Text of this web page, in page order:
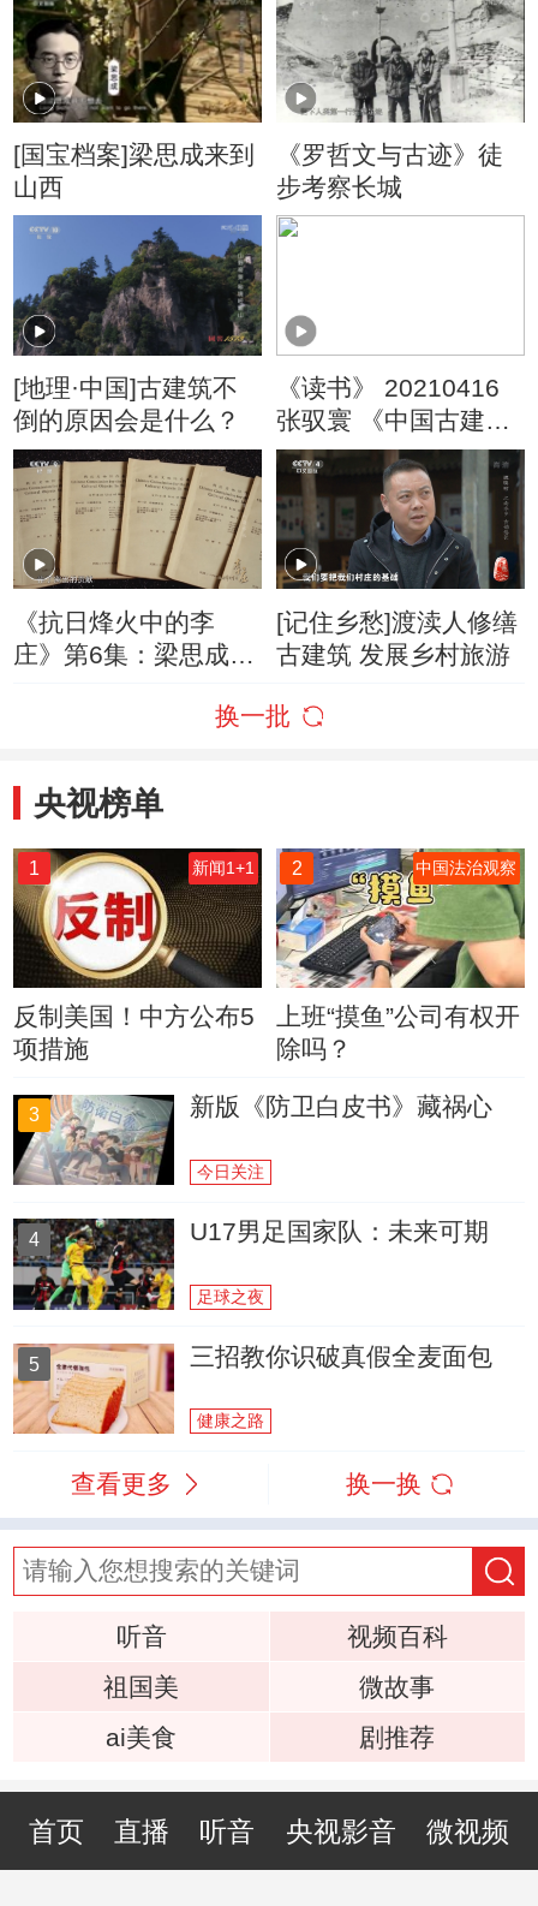
[国宝档案]梁思成来到
山西
《罗哲文与古迹》徒
步考察长城
[地理·中国]古建筑不
倒的原因会是什么？
《读书》 20210416
张驭寰 《中国古建筑
知识一点通》 中国古
建筑知识一点通
《抗日烽火中的李
庄》第6集：梁思成
[记住乡愁]渡渎人修缮
古建筑 发展乡村旅游
换一批
央视榜单
1 新闻1+1
反制美国！中方公布5
项措施
2 中国法治观察
上班“摸鱼”公司有权开
除吗？
3 新版《防卫白皮书》藏祸心
今日关注
4 U17男足国家队：未来可期
足球之夜
5 三招教你识破真假全麦面包
健康之路
查看更多 换一换
听音
视频百科
祖国美
微故事
ai美食
剧推荐
首页 直播 听音 央视影音 微视频